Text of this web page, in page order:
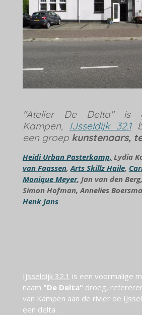
"Atelier De Delta" is
Kampen, IJsseldijk 32.1
een groepkunstenaars,
Heidi Urban Pasterkamp, Lydia
van Faassen, Arts Skillz Haile,
Monique Meyer, Jan van den
Simon Hofman, Annelies
Henk Jans
IJsseldijk 32.1 is een voormalige
naam "De Delta" droeg,
van Kampen aan de rivier de
een delta.